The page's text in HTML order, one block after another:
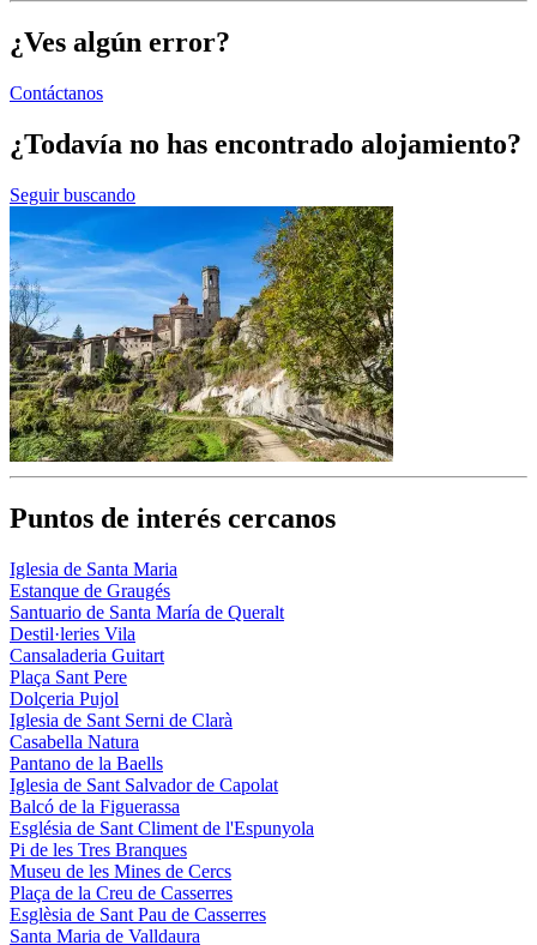
¿Ves algún error?
Contáctanos
¿Todavía no has encontrado alojamiento?
Seguir buscando
Puntos de interés cercanos
Iglesia de Santa Maria
Estanque de Graugés
Santuario de Santa María de Queralt
Destil·leries Vila
Cansaladeria Guitart
Plaça Sant Pere
Dolçeria Pujol
Iglesia de Sant Serni de Clarà
Casabella Natura
Pantano de la Baells
Iglesia de Sant Salvador de Capolat
Balcó de la Figuerassa
Església de Sant Climent de l'Espunyola
Pi de les Tres Branques
Museu de les Mines de Cercs
Plaça de la Creu de Casserres
Esglèsia de Sant Pau de Casserres
Santa Maria de Valldaura